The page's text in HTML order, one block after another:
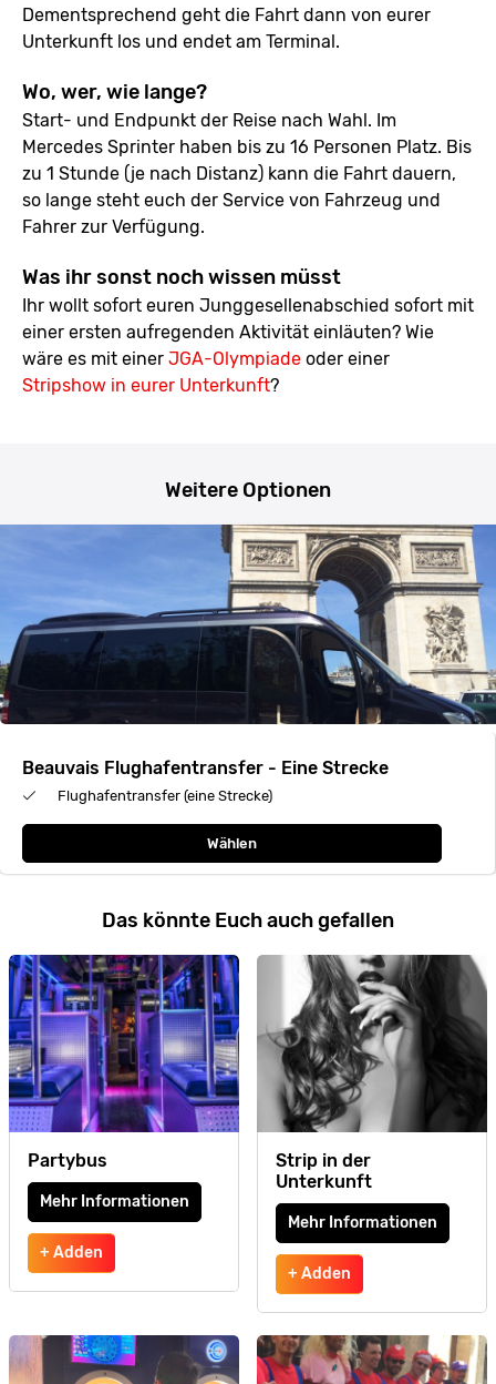
Dementsprechend geht die Fahrt dann von eurer
Unterkunft los und endet am Terminal.
Wo, wer, wie lange?
Start- und Endpunkt der Reise nach Wahl. Im
Mercedes Sprinter haben bis zu 16 Personen Platz. Bis
zu 1 Stunde (je nach Distanz) kann die Fahrt dauern,
so lange steht euch der Service von Fahrzeug und
Fahrer zur Verfügung.
Was ihr sonst noch wissen müsst
Ihr wollt sofort euren Junggesellenabschied sofort mit
einer ersten aufregenden Aktivität einläuten? Wie
wäre es mit einer JGA-Olympiade oder einer
Stripshow in eurer Unterkunft?
Weitere Optionen
Beauvais Flughafentransfer - Eine Strecke
Flughafentransfer (eine Strecke)
Wählen
Das könnte Euch auch gefallen
Partybus
Mehr Informationen
+ Adden
Strip in der
Unterkunft
Mehr Informationen
+ Adden